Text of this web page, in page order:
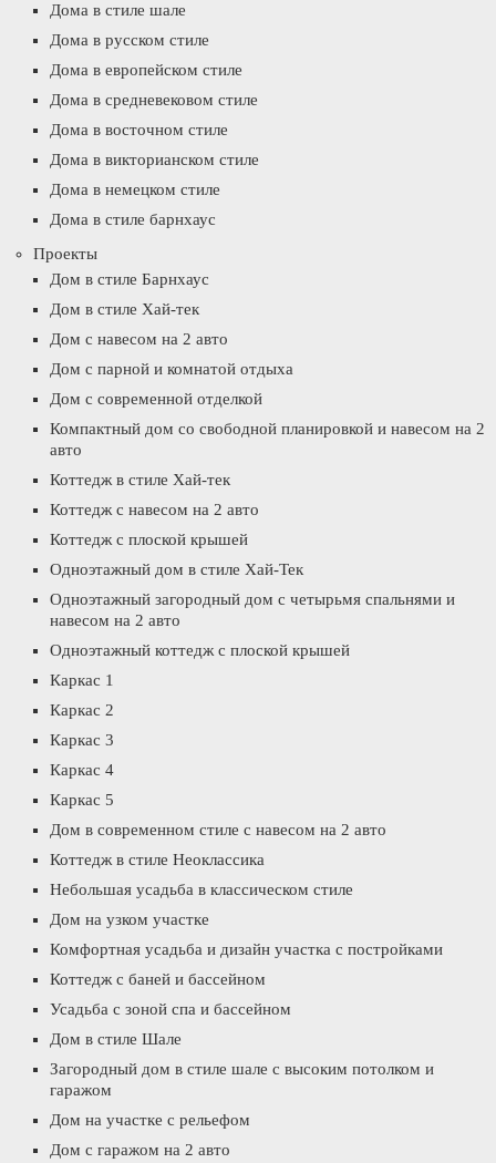
Дома в стиле шале
Дома в русском стиле
Дома в европейском стиле
Дома в средневековом стиле
Дома в восточном стиле
Дома в викторианском стиле
Дома в немецком стиле
Дома в стиле барнхаус
Проекты
Дом в стиле Барнхаус
Дом в стиле Хай-тек
Дом с навесом на 2 авто
Дом с парной и комнатой отдыха
Дом с современной отделкой
Компактный дом со свободной планировкой и навесом на 2
авто
Коттедж в стиле Хай-тек
Коттедж с навесом на 2 авто
Коттедж с плоской крышей
Одноэтажный дом в стиле Хай-Тек
Одноэтажный загородный дом с четырьмя спальнями и
навесом на 2 авто
Одноэтажный коттедж с плоской крышей
Каркас 1
Каркас 2
Каркас 3
Каркас 4
Каркас 5
Дом в современном стиле с навесом на 2 авто
Коттедж в стиле Неоклассика
Небольшая усадьба в классическом стиле
Дом на узком участке
Комфортная усадьба и дизайн участка с постройками
Коттедж с баней и бассейном
Усадьба с зоной спа и бассейном
Дом в стиле Шале
Загородный дом в стиле шале с высоким потолком и
гаражом
Дом на участке с рельефом
Дом с гаражом на 2 авто